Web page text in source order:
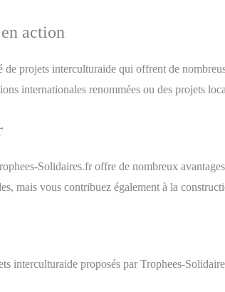
action
projets interculturaide qui offrent de
internationales renommées ou des projets
Solidaires.fr offre de nombreux
mais vous contribuez également à la
interculturaide proposés par Trophees-